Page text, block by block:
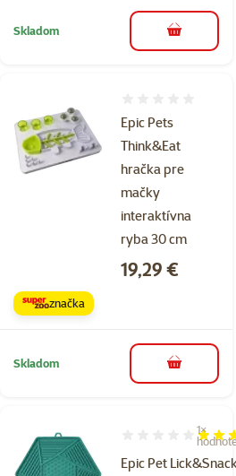
Skladom do košíka
Epic Pets
Think&Eat
hračka pre
mačky
interaktívna
ryba 30 cm
Cena
19,29 €
značka
Skladom do košíka
Epic Pet Lick&Snack
Hodnotenie 100%,
1×